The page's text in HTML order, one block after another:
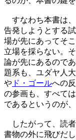
すなわち本書は
告発しようとする
場が先にあってそ
立場を採らない。
論が先にあるので
題系も、ユダヤ人
や ド・ゴールへの
の参画も、すべて
であるというのが
したがって、読者
書物の外に飛びだ